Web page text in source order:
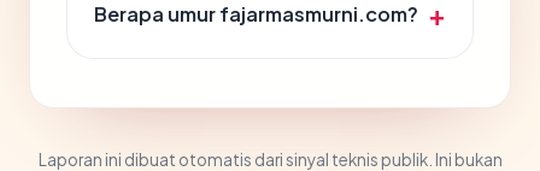
Berapa umur fajarmasmurni.com?
Laporan ini dibuat otomatis dari sinyal teknis publik. Ini bukan